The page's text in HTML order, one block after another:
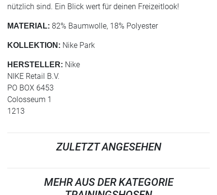
nützlich sind. Ein Blick wert für deinen Freizeitlook!
MATERIAL: 82% Baumwolle, 18% Polyester
KOLLEKTION: Nike Park
HERSTELLER: Nike
NIKE Retail B.V.
PO BOX 6453
Colosseum 1
1213
ZULETZT ANGESEHEN
MEHR AUS DER KATEGORIE